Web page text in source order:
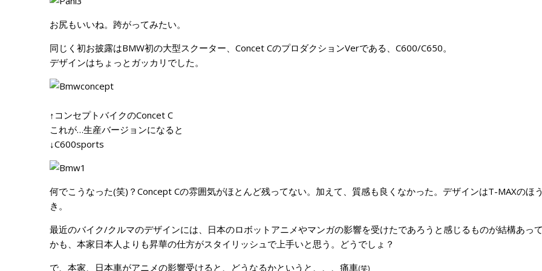
お尻もいいね。跨がってみたい。
同じく初お披露はBMW初の大型スクーター、Concet CのプロダクションVerである、C600/C650。
デザインはちょっとガッカリでした。
↑コンセプトバイクのConcet C
これが…生産バージョンになると
↓C600sports
何でこうなった(笑)？Concept Cの雰囲気がほとんど残ってない。加えて、質感も良くなかった。デザインはT-MAXのほ
き。
最近のバイク/クルマのデザインには、日本のロボットアニメやマンガの影響を受けたであろうと感じるものが結構あっ
かも、本家日本人よりも昇華の仕方がスタイリッシュで上手いと思う。どうでしょ？
で、本家、日本車がアニメの影響受けると、どうなるかというと、、、痛車(笑)